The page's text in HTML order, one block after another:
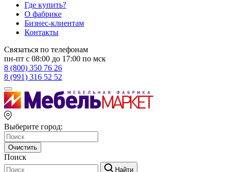
Где купить?
О фабрике
Бизнес-клиентам
Контакты
Связаться по телефонам
пн-пт с 08:00 до 17:00 по мск
8 (800) 350 76 26
8 (991) 316 52 52
Выберите город:
Очистить
Поиск
Найти